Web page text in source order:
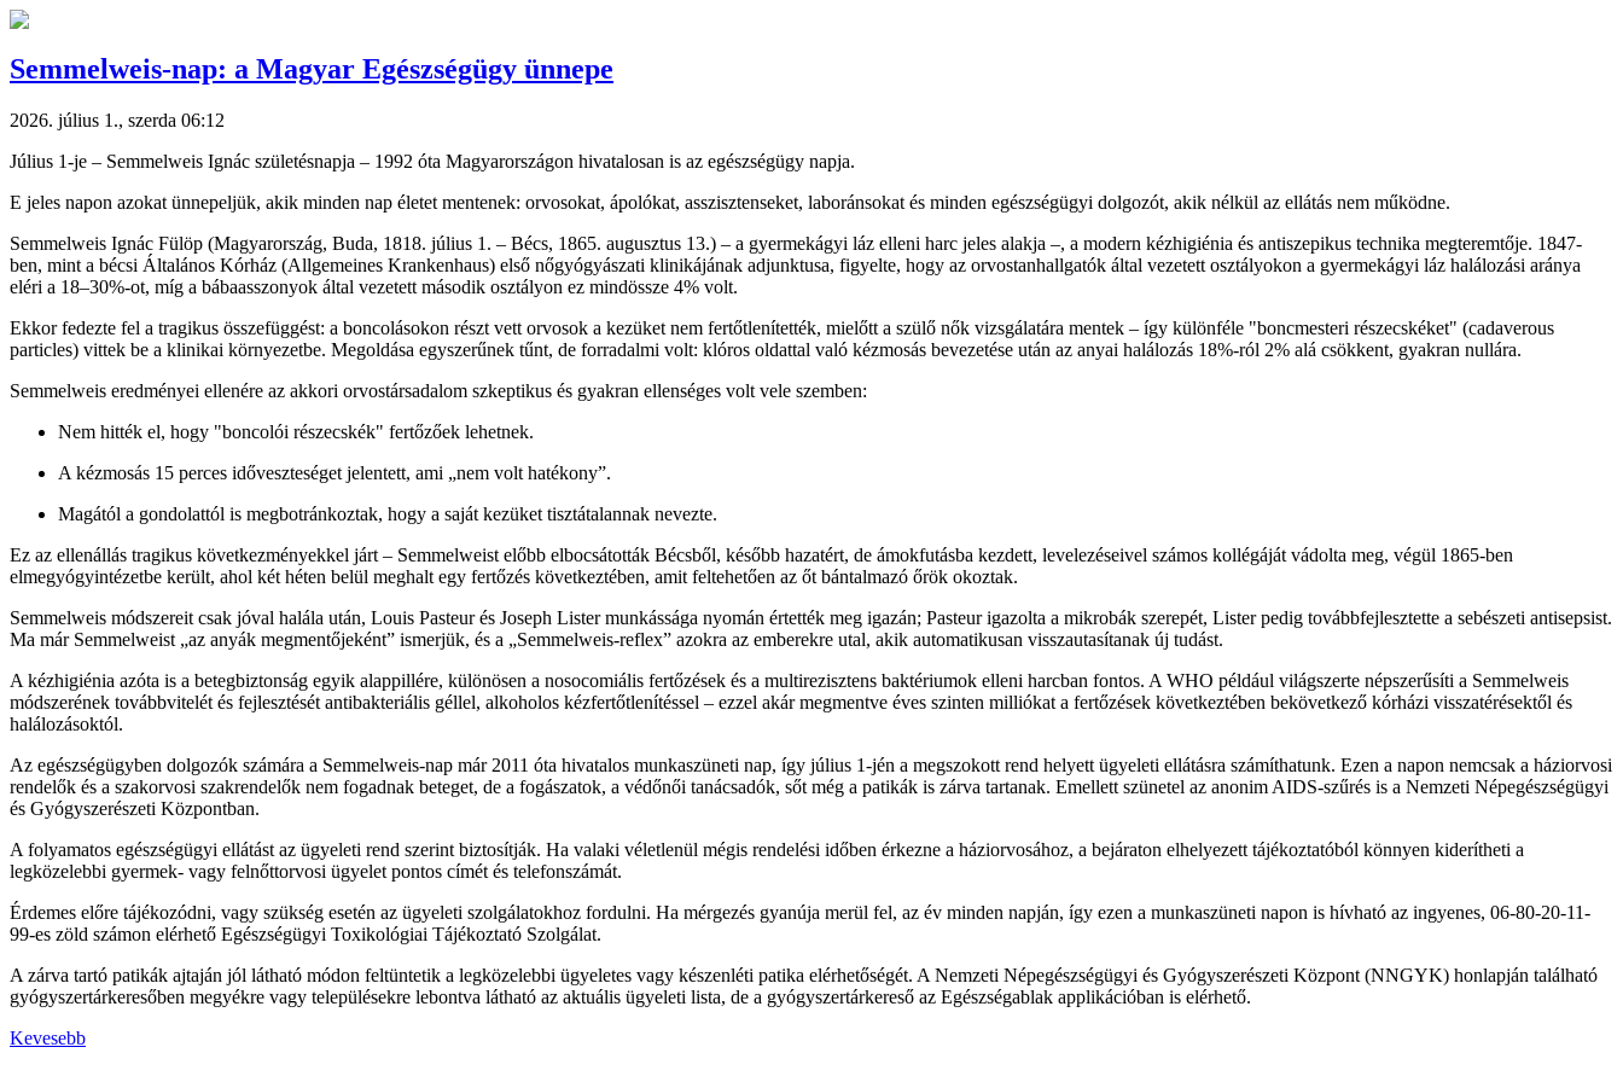
Semmelweis-nap: a Magyar Egészségügy ünnepe
2026. július 1., szerda 06:12
Július 1-je – Semmelweis Ignác születésnapja – 1992 óta Magyarországon hivatalosan is az egészségügy napja.
E jeles napon azokat ünnepeljük, akik minden nap életet mentenek: orvosokat, ápolókat, asszisztenseket, laboránsokat és minden egészségügyi dolgozót, akik nélkül az ellátás nem működne.
Semmelweis Ignác Fülöp (Magyarország, Buda, 1818. július 1. – Bécs, 1865. augusztus 13.) – a gyermekágyi láz elleni harc jeles alakja –, a modern kézhigiénia és antiszepikus technika megteremtője. 1847-
ben, mint a bécsi Általános Kórház (Allgemeines Krankenhaus) első nőgyógyászati klinikájának adjunktusa, figyelte, hogy az orvostanhallgatók által vezetett osztályokon a gyermekágyi láz halálozási aránya
eléri a 18–30%-ot, míg a bábaasszonyok által vezetett második osztályon ez mindössze 4% volt.
Ekkor fedezte fel a tragikus összefüggést: a boncolásokon részt vett orvosok a kezüket nem fertőtlenítették, mielőtt a szülő nők vizsgálatára mentek – így különféle "boncmesteri részecskéket" (cadaverous
particles) vittek be a klinikai környezetbe. Megoldása egyszerűnek tűnt, de forradalmi volt: klóros oldattal való kézmosás bevezetése után az anyai halálozás 18%-ról 2% alá csökkent, gyakran nullára.
Semmelweis eredményei ellenére az akkori orvostársadalom szkeptikus és gyakran ellenséges volt vele szemben:
Nem hitték el, hogy "boncolói részecskék" fertőzőek lehetnek.
A kézmosás 15 perces időveszteséget jelentett, ami „nem volt hatékony”.
Magától a gondolattól is megbotránkoztak, hogy a saját kezüket tisztátalannak nevezte.
Ez az ellenállás tragikus következményekkel járt – Semmelweist előbb elbocsátották Bécsből, később hazatért, de ámokfutásba kezdett, levelezéseivel számos kollégáját vádolta meg, végül 1865-ben
elmegyógyintézetbe került, ahol két héten belül meghalt egy fertőzés következtében, amit feltehetően az őt bántalmazó őrök okoztak.
Semmelweis módszereit csak jóval halála után, Louis Pasteur és Joseph Lister munkássága nyomán értették meg igazán; Pasteur igazolta a mikrobák szerepét, Lister pedig továbbfejlesztette a sebészeti antisepsist.
Ma már Semmelweist „az anyák megmentőjeként” ismerjük, és a „Semmelweis-reflex” azokra az emberekre utal, akik automatikusan visszautasítanak új tudást.
A kézhigiénia azóta is a betegbiztonság egyik alappillére, különösen a nosocomiális fertőzések és a multirezisztens baktériumok elleni harcban fontos. A WHO például világszerte népszerűsíti a Semmelweis
módszerének továbbvitelét és fejlesztését antibakteriális géllel, alkoholos kézfertőtlenítéssel – ezzel akár megmentve éves szinten milliókat a fertőzések következtében bekövetkező kórházi visszatérésektől és
halálozásoktól.
Az egészségügyben dolgozók számára a Semmelweis-nap már 2011 óta hivatalos munkaszüneti nap, így július 1-jén a megszokott rend helyett ügyeleti ellátásra számíthatunk. Ezen a napon nemcsak a háziorvosi
rendelők és a szakorvosi szakrendelők nem fogadnak beteget, de a fogászatok, a védőnői tanácsadók, sőt még a patikák is zárva tartanak. Emellett szünetel az anonim AIDS-szűrés is a Nemzeti Népegészségügyi
és Gyógyszerészeti Központban.
A folyamatos egészségügyi ellátást az ügyeleti rend szerint biztosítják. Ha valaki véletlenül mégis rendelési időben érkezne a háziorvosához, a bejáraton elhelyezett tájékoztatóból könnyen kiderítheti a
legközelebbi gyermek- vagy felnőttorvosi ügyelet pontos címét és telefonszámát.
Érdemes előre tájékozódni, vagy szükség esetén az ügyeleti szolgálatokhoz fordulni. Ha mérgezés gyanúja merül fel, az év minden napján, így ezen a munkaszüneti napon is hívható az ingyenes, 06-80-20-11-
99-es zöld számon elérhető Egészségügyi Toxikológiai Tájékoztató Szolgálat.
A zárva tartó patikák ajtaján jól látható módon feltüntetik a legközelebbi ügyeletes vagy készenléti patika elérhetőségét. A Nemzeti Népegészségügyi és Gyógyszerészeti Központ (NNGYK) honlapján található
gyógyszertárkeresőben megyékre vagy településekre lebontva látható az aktuális ügyeleti lista, de a gyógyszertárkereső az Egészségablak applikációban is elérhető.
Kevesebb